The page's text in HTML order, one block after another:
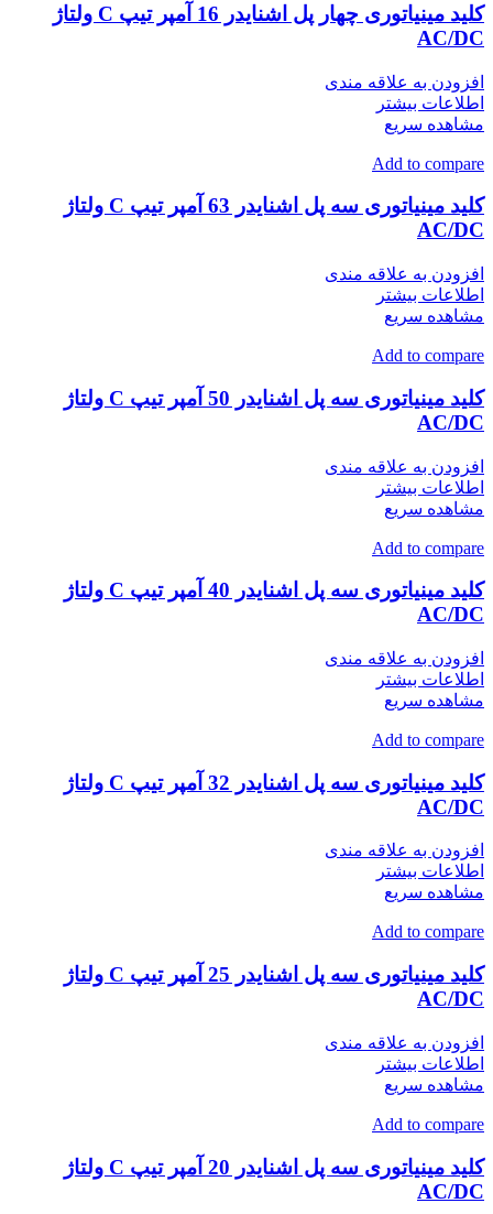
کلید مینیاتوری چهار پل اشنایدر 16 آمپر تیپ C ولتاژ
AC/DC
افزودن به علاقه مندی
اطلاعات بیشتر
مشاهده سریع
Add to compare
کلید مینیاتوری سه پل اشنایدر 63 آمپر تیپ C ولتاژ
AC/DC
افزودن به علاقه مندی
اطلاعات بیشتر
مشاهده سریع
Add to compare
کلید مینیاتوری سه پل اشنایدر 50 آمپر تیپ C ولتاژ
AC/DC
افزودن به علاقه مندی
اطلاعات بیشتر
مشاهده سریع
Add to compare
کلید مینیاتوری سه پل اشنایدر 40 آمپر تیپ C ولتاژ
AC/DC
افزودن به علاقه مندی
اطلاعات بیشتر
مشاهده سریع
Add to compare
کلید مینیاتوری سه پل اشنایدر 32 آمپر تیپ C ولتاژ
AC/DC
افزودن به علاقه مندی
اطلاعات بیشتر
مشاهده سریع
Add to compare
کلید مینیاتوری سه پل اشنایدر 25 آمپر تیپ C ولتاژ
AC/DC
افزودن به علاقه مندی
اطلاعات بیشتر
مشاهده سریع
Add to compare
کلید مینیاتوری سه پل اشنایدر 20 آمپر تیپ C ولتاژ
AC/DC